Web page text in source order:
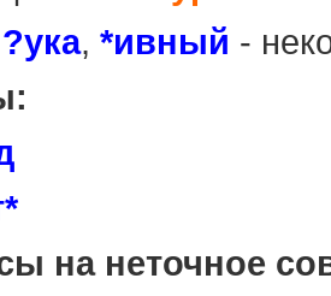
?ука, *ивный -
на неточное